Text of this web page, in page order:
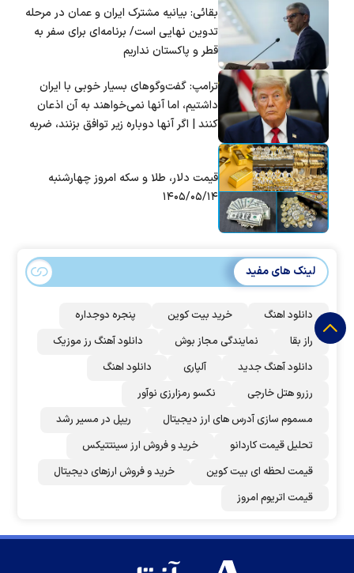
بقائی: بیانیه مشترک ایران و عمان در مرحله
تدوین نهایی است/ برنامه‌ای برای سفر به
قطر و پاکستان نداریم
ترامپ: گفت‌و‌گو‌های بسیار خوبی با ایران
داشتیم، اما آنها نمی‌خواهند به آن اذعان
کنند | اگر آنها دوباره زیر توافق بزنند، ضربه
قیمت دلار، طلا و سکه امروز چهارشنبه
۱۴۰۵/۰۵/۱۴
لینک های مفید
دانلود اهنگ خرید بیت کوین
پنجره دوجداره
راز بقا
نمایندگی مجاز بوش
دانلود آهنگ رز‌ موزیک
دانلود آهنگ جدید
آلپاری
دانلود اهنگ
رزرو هتل خارجی
نکسو رمزارزی نوآور
مسموم سازی آدرس های ارز دیجیتال
ریپل در مسیر رشد
تحلیل قیمت کاردانو
خرید و فروش ارز سینتتیکس
قیمت لحظه ای بیت کوین
خرید و فروش ارزهای دیجیتال
قیمت اتریوم امروز